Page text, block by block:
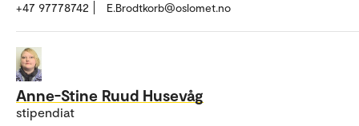
+47 97778742 E.Brodtkorb@oslomet.no
Anne-Stine Ruud Husevåg
stipendiat